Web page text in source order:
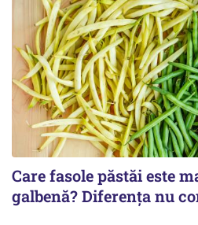
Care fasole păstăi este
galbenă? Diferența nu